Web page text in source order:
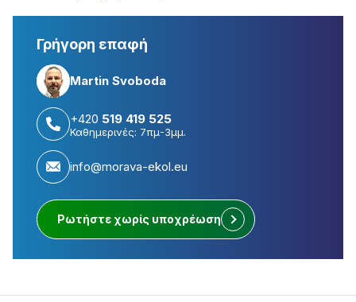
Γρήγορη επαφή
Martin Svoboda
+420 519 419 525
Καθημερινές: 7πμ-3μμ.
info@morava-ekol.eu
Ρωτήστε χωρίς υποχρέωση